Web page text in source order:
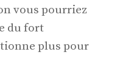
vous pourriez
du fort
plus pour